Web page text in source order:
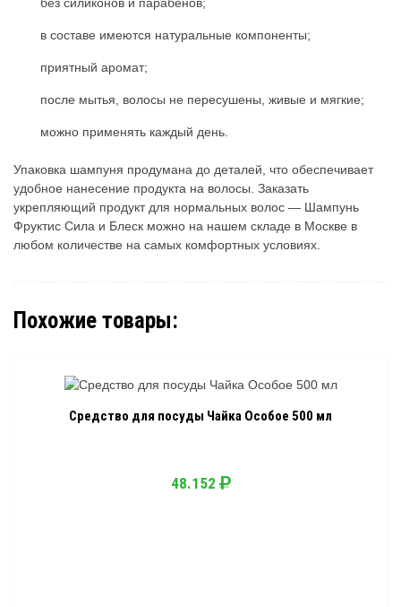
без силиконов и парабенов;
в составе имеются натуральные компоненты;
приятный аромат;
после мытья, волосы не пересушены, живые и мягкие;
можно применять каждый день.
Упаковка шампуня продумана до деталей, что обеспечивает
удобное нанесение продукта на волосы. Заказать
укрепляющий продукт для нормальных волос — Шампунь
Фруктис Сила и Блеск можно на нашем складе в Москве в
любом количестве на самых комфортных условиях.
Похожие товары:
Средство для посуды Чайка Особое 500 мл
48.152